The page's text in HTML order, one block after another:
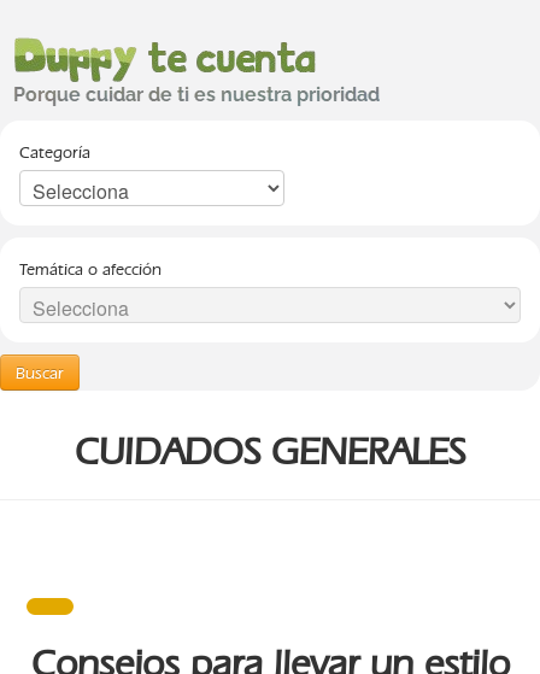
Categoría
Temática o afección
Buscar
CUIDADOS GENERALES
Consejos para llevar un estilo